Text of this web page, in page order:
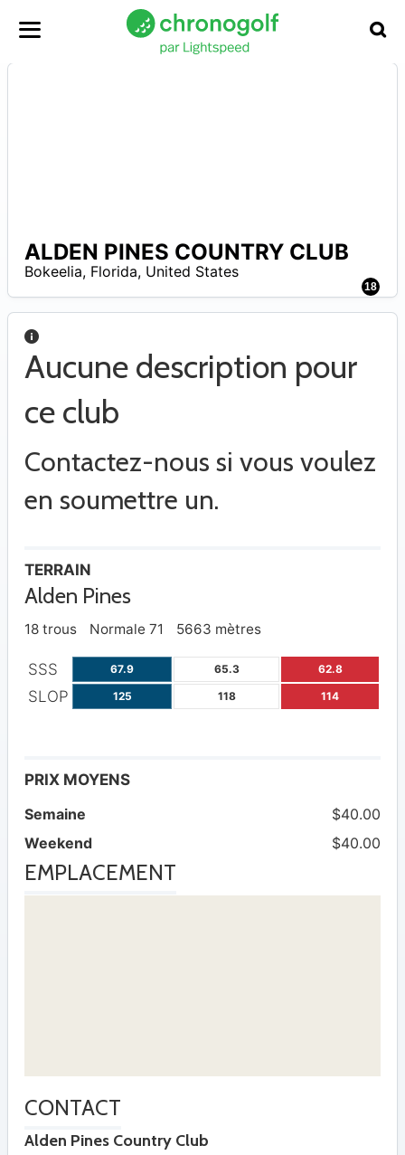
18
ALDEN PINES COUNTRY CLUB
Bokeelia, Florida, United States
Aucune description pour
ce club
Contactez-nous si vous voulez
en soumettre un.
TERRAIN
Alden Pines
18 trous Normale 71 5663 mètres
SSS 67.9 65.3 62.8
SLOP 125 118 114
PRIX MOYENS
Semaine
$40.00
Weekend
$40.00
EMPLACEMENT
CONTACT
Alden Pines Country Club